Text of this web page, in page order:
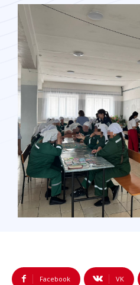
Facebook VK